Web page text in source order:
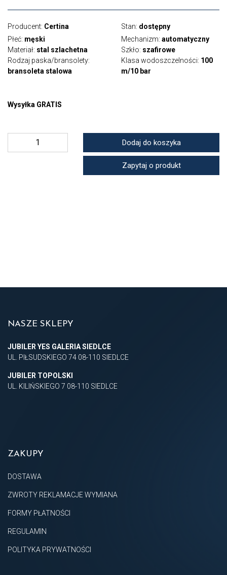
Producent: Certina Stan: dostępny
Płeć: męski Mechanizm: automatyczny
Materiał: stal szlachetna Szkło: szafirowe
Rodzaj paska/bransolety:
bransoleta stalowa
Klasa wodoszczelności: 100
m/10 bar
Wysyłka GRATIS
Dodaj do koszyka
Zapytaj o produkt
NASZE SKLEPY
JUBILER YES GALERIA SIEDLCE
UL. PIŁSUDSKIEGO 74 08-110 SIEDLCE
JUBILER TOPOLSKI
UL. KILIŃSKIEGO 7 08-110 SIEDLCE
ZAKUPY
DOSTAWA
ZWROTY REKLAMACJE WYMIANA
FORMY PŁATNOŚCI
REGULAMIN
POLITYKA PRYWATNOŚCI